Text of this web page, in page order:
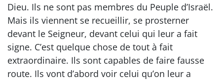
Dieu. Ils ne sont pas membres du Peuple d’Israël.
Mais ils viennent se recueillir, se prosterner
devant le Seigneur, devant celui qui leur a fait
signe. C’est quelque chose de tout à fait
extraordinaire. Ils sont capables de faire fausse
route. Ils vont d’abord voir celui qu’on leur a